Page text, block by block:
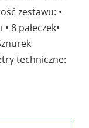
zestawu: •
8 pałeczek•
techniczne: